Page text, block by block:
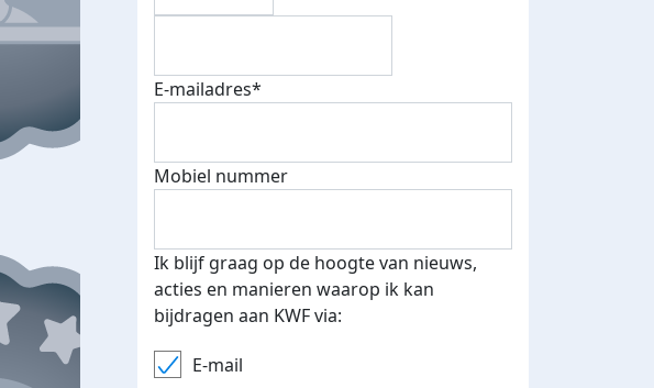
E-mails verstuurd
je je speciale KWF t-shirt!
E-mailadres*
Mobiel nummer
Ik blijf graag op de hoogte van nieuws,
acties en manieren waarop ik kan
bijdragen aan KWF via:
E-mail